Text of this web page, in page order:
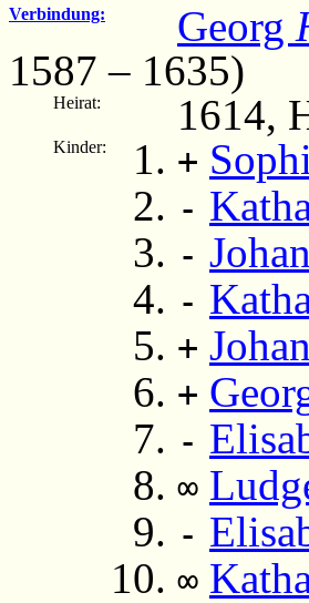
Verbindung: Georg
1587 – 1635)
Heirat: 1614,
Kinder: +
-
-
-
+
+
-
∞
-
∞